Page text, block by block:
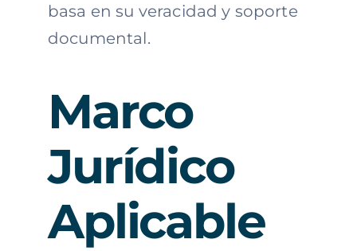
basa en su veracidad y soporte
documental.
Marco
Jurídico
Aplicable